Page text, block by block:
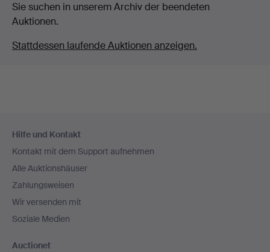
Sie suchen in unserem Archiv der beendeten
Auktionen.
Stattdessen laufende Auktionen anzeigen.
Navigation
Hilfe und Kontakt
Kontakt mit dem Support aufnehmen
Alle Auktionshäuser
Zahlungsweisen
Wir versenden mit
Soziale Medien
Auctionet